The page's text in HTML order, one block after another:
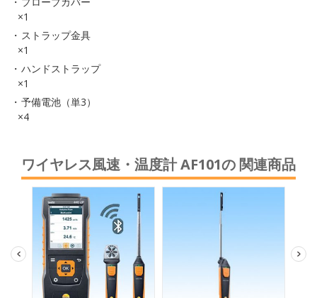
×1
ストラップ金具
×1
ハンドストラップ
×1
予備電池（単3）
×4
ワイヤレス風速・温度計 AF101の 関連商品